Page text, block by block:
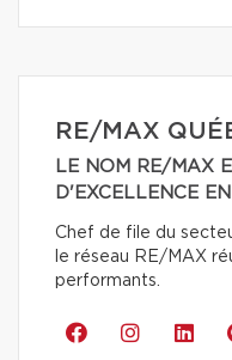
RE/MAX
LE NOM RE/MAX
D'EXCELLENCE
Chef de file du
le réseau RE/MAX
performants.